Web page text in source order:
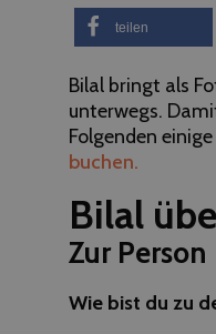
teilen
Bilal bringt als
unterwegs.
Folgenden
buchen.
Bilal
Zur Person
Wie bist du zu